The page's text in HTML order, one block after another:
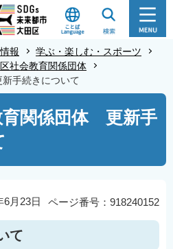
報
学ぶ・楽しむ・スポーツ
社会教育関係団体
手続きについて
育関係団体 更新手
ページ番号：918240152
6月23日
て